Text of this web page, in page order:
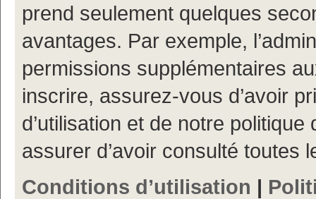
prend seulement quelques
avantages. Par exemple,
permissions supplémentaires
inscrire, assurez-vous d’avoir
d’utilisation et de notre
assurer d’avoir consulté toutes
Conditions d’utilisation |